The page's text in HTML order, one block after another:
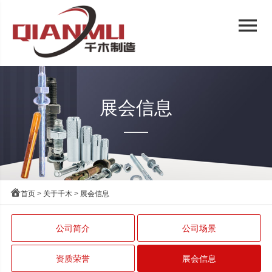
menu
展会信息
首页> 关于千木> 展会信息
公司简介 公司场景
资质荣誉 展会信息